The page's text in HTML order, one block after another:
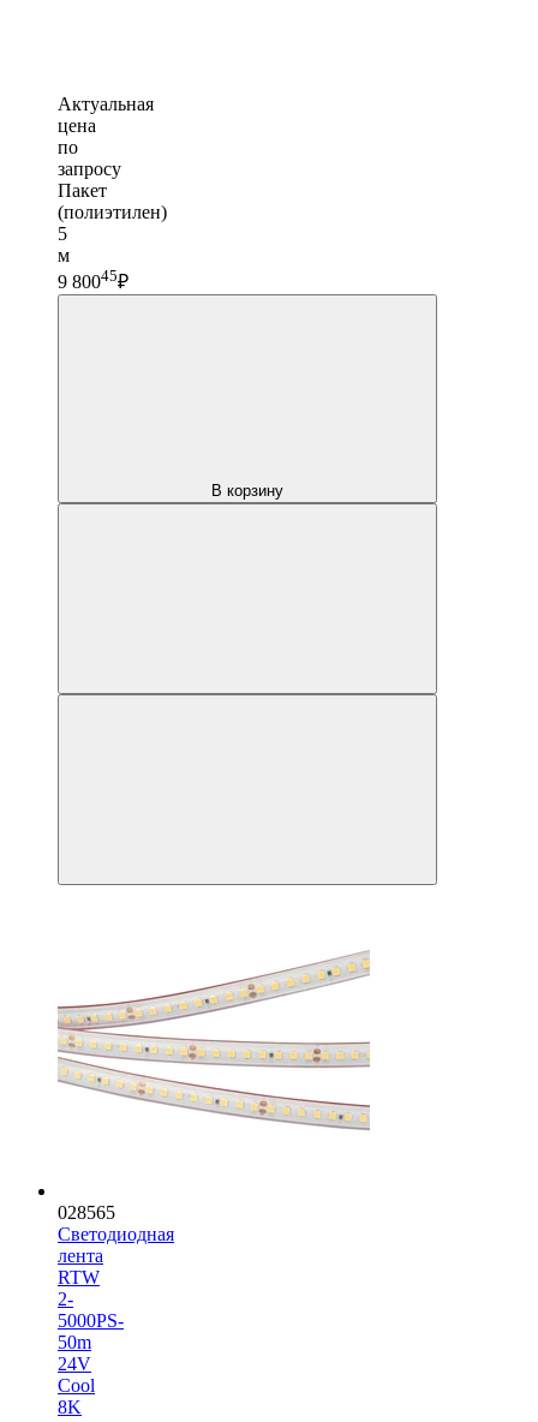
Актуальная
цена
по
запросу
Пакет
(полиэтилен)
5
м
9 80045₽
В корзину
028565
Светодиодная
лента
RTW
2-
5000PS-
50m
24V
Cool
8K